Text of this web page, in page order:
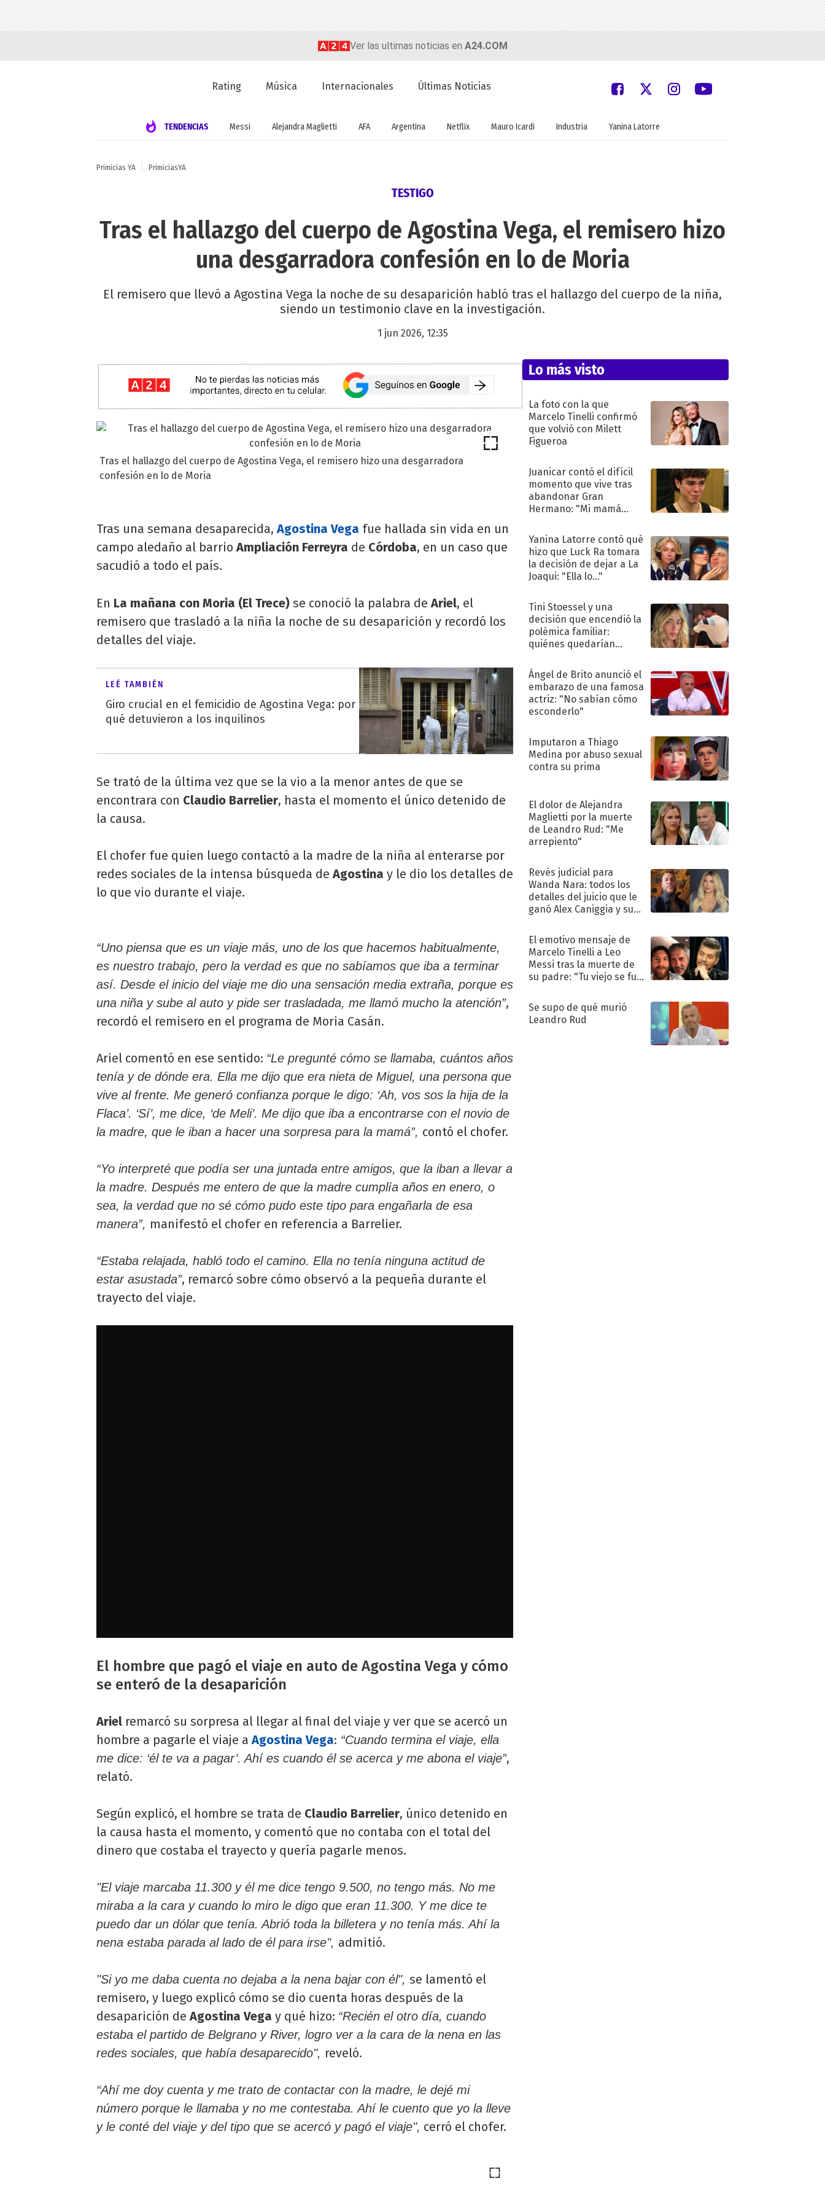
Ver las ultimas noticias en A24.COM
Rating Música Internacionales Últimas Noticias
TENDENCIAS Messi Alejandra Maglietti AFA Argentina Netflix Mauro Icardi Industria Yanina Latorre
Primicias YA PrimiciasYA
TESTIGO
Tras el hallazgo del cuerpo de Agostina Vega, el remisero hizo
una desgarradora confesión en lo de Moria
El remisero que llevó a Agostina Vega la noche de su desaparición habló tras el hallazgo del cuerpo de la niña,
siendo un testimonio clave en la investigación.
1 jun 2026, 12:35
Tras el hallazgo del cuerpo de Agostina Vega, el remisero hizo una desgarradora
confesión en lo de Moria
Tras una semana desaparecida,Agostina Vega fue hallada sin vida en un
campo aledaño al barrio Ampliación Ferreyra de Córdoba, en un caso que
sacudió a todo el país.
En La mañana con Moria (El Trece) se conoció la palabra de Ariel, el
remisero que trasladó a la niña la noche de su desaparición y recordó los
detalles del viaje.
LEÉ TAMBIÉN
Giro crucial en el femicidio de Agostina Vega: por
qué detuvieron a los inquilinos
Se trató de la última vez que se la vio a la menor antes de que se
encontrara con Claudio Barrelier, hasta el momento el único detenido de
la causa.
El chofer fue quien luego contactó a la madre de la niña al enterarse por
redes sociales de la intensa búsqueda deAgostina y le dio los detalles de
lo que vio durante el viaje.
“Uno piensa que es un viaje más, uno de los que hacemos habitualmente,
es nuestro trabajo, pero la verdad es que no sabíamos que iba a terminar
así. Desde el inicio del viaje me dio una sensación media extraña, porque es
una niña y sube al auto y pide ser trasladada, me llamó mucho la atención”,
recordó el remisero en el programa de Moria Casán.
Ariel comentó en ese sentido: “Le pregunté cómo se llamaba, cuántos años
tenía y de dónde era. Ella me dijo que era nieta de Miguel, una persona que
vive al frente. Me generó confianza porque le digo: ‘Ah, vos sos la hija de la
Flaca’. ‘Sí’, me dice, ‘de Meli’. Me dijo que iba a encontrarse con el novio de
la madre, que le iban a hacer una sorpresa para la mamá”, contó el chofer.
“Yo interpreté que podía ser una juntada entre amigos, que la iban a llevar a
la madre. Después me entero de que la madre cumplía años en enero, o
sea, la verdad que no sé cómo pudo este tipo para engañarla de esa
manera”, manifestó el chofer en referencia a Barrelier.
“Estaba relajada, habló todo el camino. Ella no tenía ninguna actitud de
estar asustada”, remarcó sobre cómo observó a la pequeña durante el
trayecto del viaje.
El hombre que pagó el viaje en auto de Agostina Vega y cómo
se enteró de la desaparición
Ariel remarcó su sorpresa al llegar al final del viaje y ver que se acercó un
hombre a pagarle el viaje a Agostina Vega: “Cuando termina el viaje, ella
me dice: ‘él te va a pagar’. Ahí es cuando él se acerca y me abona el viaje”,
relató.
Según explicó, el hombre se trata de Claudio Barrelier, único detenido en
la causa hasta el momento, y comentó que no contaba con el total del
dinero que costaba el trayecto y quería pagarle menos.
"El viaje marcaba 11.300 y él me dice tengo 9.500, no tengo más. No me
miraba a la cara y cuando lo miro le digo que eran 11.300. Y me dice te
puedo dar un dólar que tenía. Abrió toda la billetera y no tenía más. Ahí la
nena estaba parada al lado de él para irse", admitió.
"Si yo me daba cuenta no dejaba a la nena bajar con él", se lamentó el
remisero, y luego explicó cómo se dio cuenta horas después de la
desaparición de Agostina Vega y qué hizo: “Recién el otro día, cuando
estaba el partido de Belgrano y River, logro ver a la cara de la nena en las
redes sociales, que había desaparecido", reveló.
“Ahí me doy cuenta y me trato de contactar con la madre, le dejé mi
número porque le llamaba y no me contestaba. Ahí le cuento que yo la lleve
y le conté del viaje y del tipo que se acercó y pagó el viaje", cerró el chofer.
Lo más visto
La foto con la que
Marcelo Tinelli confirmó
que volvió con Milett
Figueroa
Juanicar contó el difícil
momento que vive tras
abandonar Gran
Hermano: "Mi mamá
Yanina Latorre contó qué
hizo que Luck Ra tomara
la decisión de dejar a La
Joaqui: "Ella lo..."
Tini Stoessel y una
decisión que encendió la
polémica familiar:
quiénes quedarían
Ángel de Brito anunció el
embarazo de una famosa
actriz: "No sabían cómo
esconderlo"
Imputaron a Thiago
Medina por abuso sexual
contra su prima
El dolor de Alejandra
Maglietti por la muerte
de Leandro Rud: "Me
arrepiento"
Revés judicial para
Wanda Nara: todos los
detalles del juicio que le
ganó Alex Caniggia y sus
El emotivo mensaje de
Marcelo Tinelli a Leo
Messi tras la muerte de
su padre: "Tu viejo se fue
Se supo de qué murió
Leandro Rud